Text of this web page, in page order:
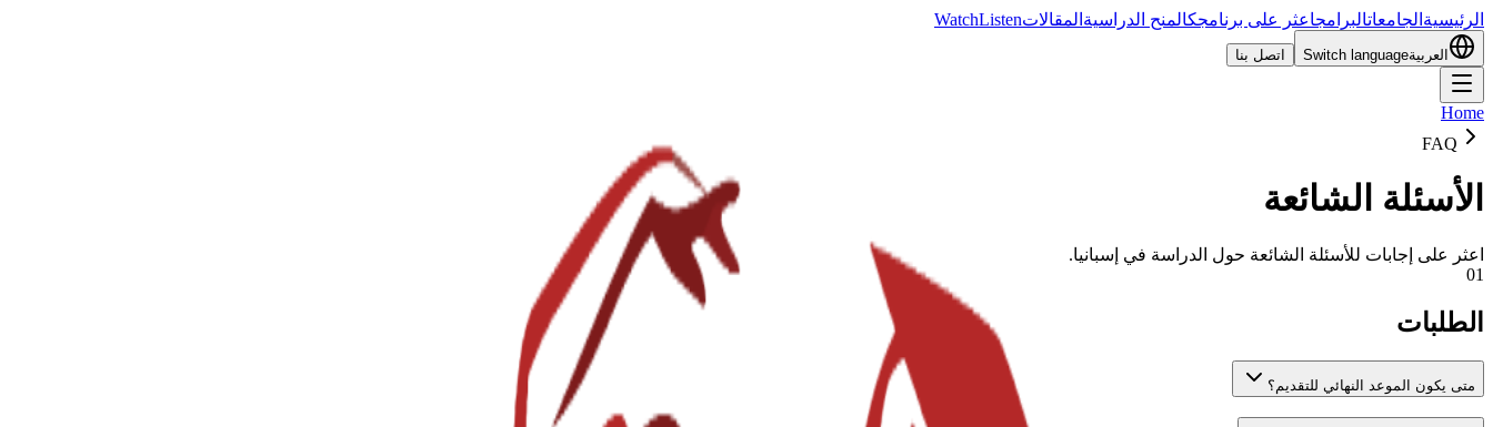
الرئيسية الجامعاتالبرامجاعثر على برنامجكالمنح الدراسية المقالات WatchListen
العربيةSwitch language اتصل بنا
Home
FAQ
الأسئلة الشائعة
اعثر على إجابات للأسئلة الشائعة حول الدراسة في إسبانيا.
01
الطلبات
متى يكون الموعد النهائي للتقديم؟